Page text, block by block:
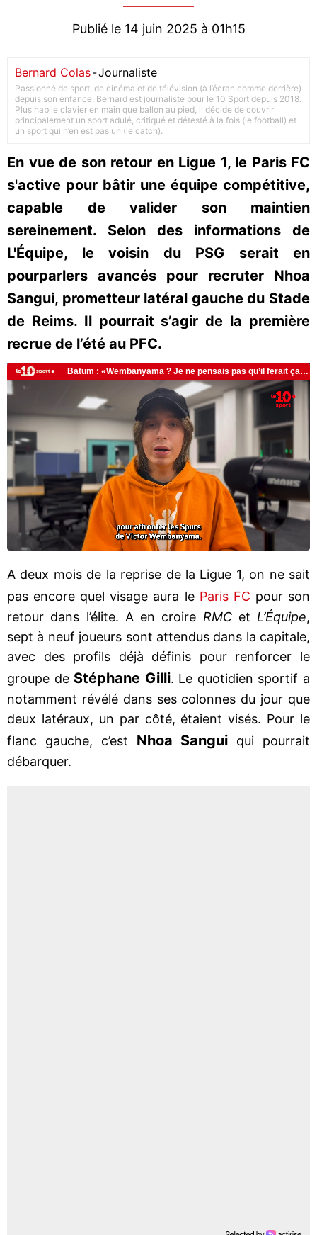
Publié le 14 juin 2025 à 01h15
Bernard Colas-Journaliste
Passionné de sport, de cinéma et de télévision (à l’écran comme derrière)
depuis son enfance, Bernard est journaliste pour le 10 Sport depuis 2018.
Plus habile clavier en main que ballon au pied, il décide de couvrir
principalement un sport adulé, critiqué et détesté à la fois (le football) et
un sport qui n’en est pas un (le catch).
En vue de son retour en Ligue 1, le Paris FC
s'active pour bâtir une équipe compétitive,
capable de valider son maintien
sereinement. Selon des informations de
L'Équipe, le voisin du PSG serait en
pourparlers avancés pour recruter Nhoa
Sangui, prometteur latéral gauche du Stade
de Reims. Il pourrait s’agir de la première
recrue de l’été au PFC.
A deux mois de la reprise de la Ligue 1, on ne sait
pas encore quel visage aura le Paris FC pour son
retour dans l’élite. A en croire RMC et L’Équipe,
sept à neuf joueurs sont attendus dans la capitale,
avec des profils déjà définis pour renforcer le
groupe de Stéphane Gilli. Le quotidien sportif a
notamment révélé dans ses colonnes du jour que
deux latéraux, un par côté, étaient visés. Pour le
flanc gauche, c’est Nhoa Sangui qui pourrait
débarquer.